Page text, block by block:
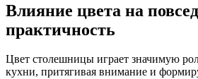
Влияние цвета на
практичность
Цвет столешницы играет значимую
кухни, притягивая внимание и